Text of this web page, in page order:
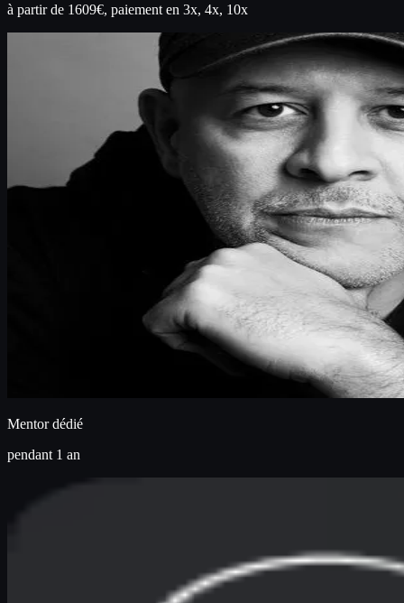
à partir de 1609€, paiement en 3x, 4x, 10x
Mentor dédié
pendant 1 an